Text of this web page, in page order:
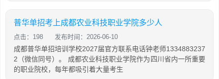
普华单招考上成都农业科技职业学院多少人
点击：198 发布时间：2026-06-10
成都普华单招培训学校2027届官方联系电话钟老师1334883237
2（微信同号）。 成都农业科技职业学院作为四川省内一所重要
的职业院校，每年都吸引着大量考生